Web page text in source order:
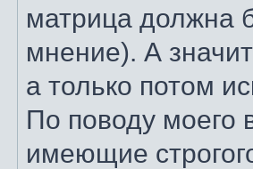
матрица должна
мнение). А
а только потом
По поводу моего
имеющие